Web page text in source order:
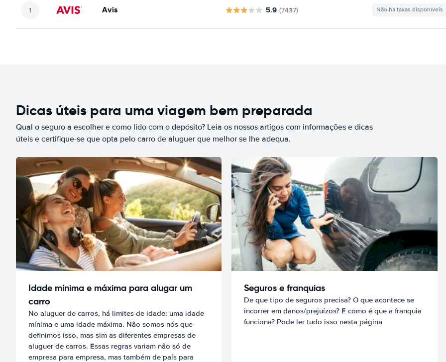
Avis 5.9 (7437) Não há taxas disponíveis
Dicas úteis para uma viagem bem preparada
Qual o seguro a escolher e como lido com o depósito? Leia os nossos artigos com informações e dicas
úteis e certifique-se que opta pelo carro de aluguer que melhor se lhe adequa.
Idade mínima e máxima para alugar um
carro
No aluguer de carros, há limites de idade: uma idade
mínima e uma idade máxima. Não somos nós que
definimos isso, mas sim as diferentes empresas de
aluguer de carros. Essas regras variam não só de
empresa para empresa, mas também de país para
Seguros e franquias
De que tipo de seguros precisa? O que acontece se
incorrer em danos/prejuízos? E como é que a franquia
funciona? Pode ler tudo isso nesta página